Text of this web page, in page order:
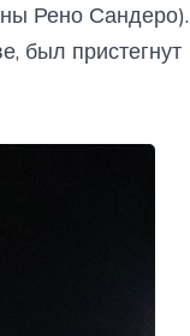
Рено Сандеро).
был пристегнут